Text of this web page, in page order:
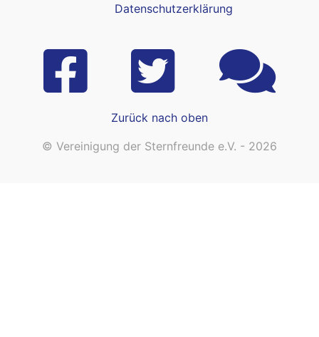
Datenschutzerklärung
Zurück nach oben
© Vereinigung der Sternfreunde e.V. - 2026